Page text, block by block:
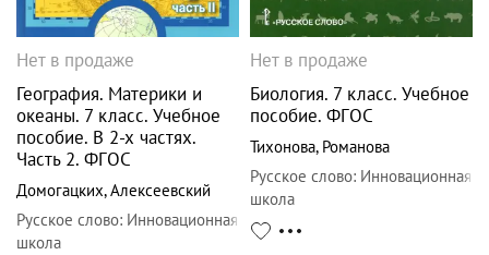
Нет в продаже
География. Материки и
океаны. 7 класс. Учебное
пособие. В 2-х частях.
Часть 2. ФГОС
Домогацких,Алексеевский
Русское слово: Инновационная
школа
Нет в продаже
Биология. 7 класс. Учебное
пособие. ФГОС
Тихонова, Романова
Русское слово: Инновационная
школа